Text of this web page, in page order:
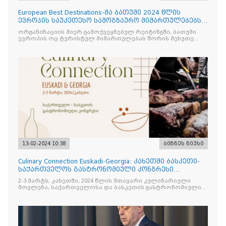
European Best Destinations-მა ბათუმი 2024 წლის
ევროპის საუკეთესო სამოგზაურო მიმართულებებს
შორის დაასახელა
ორგანიზაციის მიერ გამოქვეყნებულ რეიტინგში, ბათუმი
ევროპის ოც ტურისტულ მიმართულებას შორის მეხუთე
13-02-2024 10:38 ბიზნეს ნიუსი
Culinary Connection Euskadi-Georgia: კახეთში ბასკეთი-
საქართველოს გასტრონომიული კონგრესი
გაიმართება
2-3 მარტს, კახეთში, 2024 წლის მთავარი კულინარიული
მოვლენა, საქართველოსა და ბასკეთის გასტრონომიული